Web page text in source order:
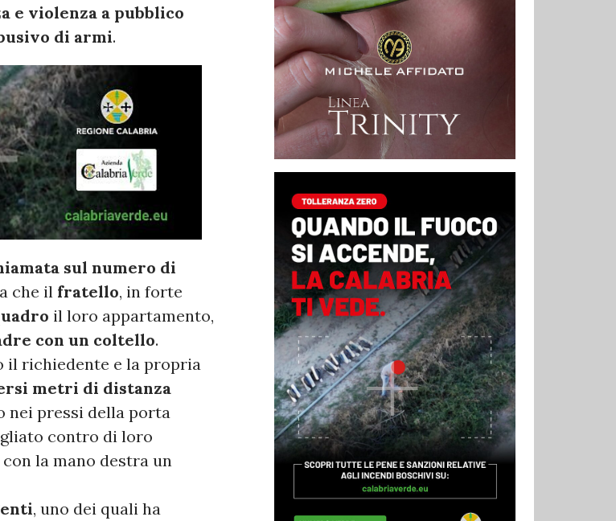
e violenza a pubblico
di armi.
sul numero di
che il fratello, in forte
il loro appartamento,
con un coltello.
il richiedente e la propria
metri di distanza
nei pressi della porta
contro di loro
la mano destra un
, uno dei quali ha